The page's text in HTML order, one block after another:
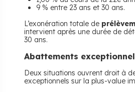
9 % entre 23 ans et 30 ans.
L’exonération totale de
intervient après une durée de
30 ans.
Abattements
Deux situations ouvrent droit à
exceptionnels sur la plus-value